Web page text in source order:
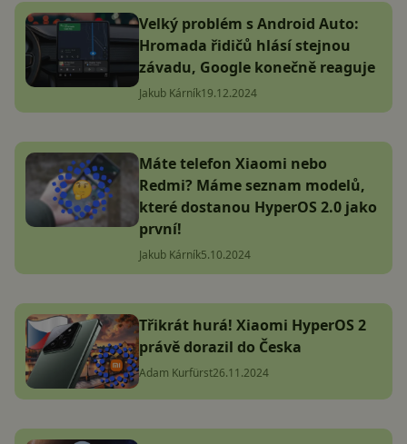
Velký problém s Android Auto:
Hromada řidičů hlásí stejnou
závadu, Google konečně reaguje
Jakub Kárník19.12.2024
Máte telefon Xiaomi nebo
Redmi? Máme seznam modelů,
které dostanou HyperOS 2.0 jako
první!
Jakub Kárník5.10.2024
Třikrát hurá! Xiaomi HyperOS 2
právě dorazil do Česka
Adam Kurfürst26.11.2024